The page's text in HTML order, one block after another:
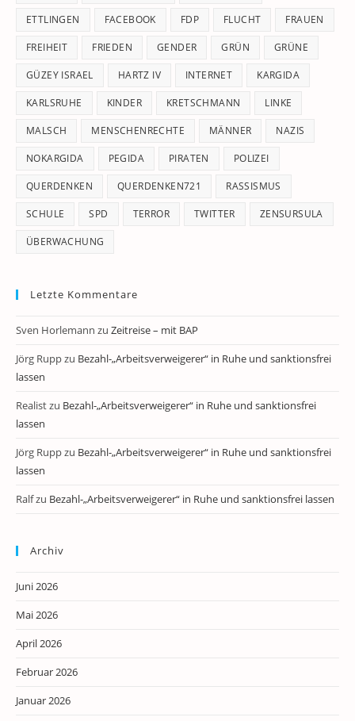
ETTLINGEN FACEBOOK FDP FLUCHT FRAUEN
FREIHEIT FRIEDEN GENDER GRÜN GRÜNE
GÜZEY ISRAEL HARTZ IV INTERNET KARGIDA
KARLSRUHE KINDER KRETSCHMANN LINKE
MALSCH MENSCHENRECHTE MÄNNER NAZIS
NOKARGIDA PEGIDA PIRATEN POLIZEI
QUERDENKEN QUERDENKEN721 RASSISMUS
SCHULE SPD TERROR TWITTER ZENSURSULA
ÜBERWACHUNG
Letzte Kommentare
Sven Horlemann zu Zeitreise – mit BAP
Jörg Ruppzu Bezahl-„Arbeitsverweigerer“ in Ruhe und sanktionsfrei
lassen
Realistzu Bezahl-„Arbeitsverweigerer“ in Ruhe und sanktionsfrei
lassen
Jörg Ruppzu Bezahl-„Arbeitsverweigerer“ in Ruhe und sanktionsfrei
lassen
Ralfzu Bezahl-„Arbeitsverweigerer“ in Ruhe und sanktionsfrei lassen
Archiv
Juni 2026
Mai 2026
April 2026
Februar 2026
Januar 2026